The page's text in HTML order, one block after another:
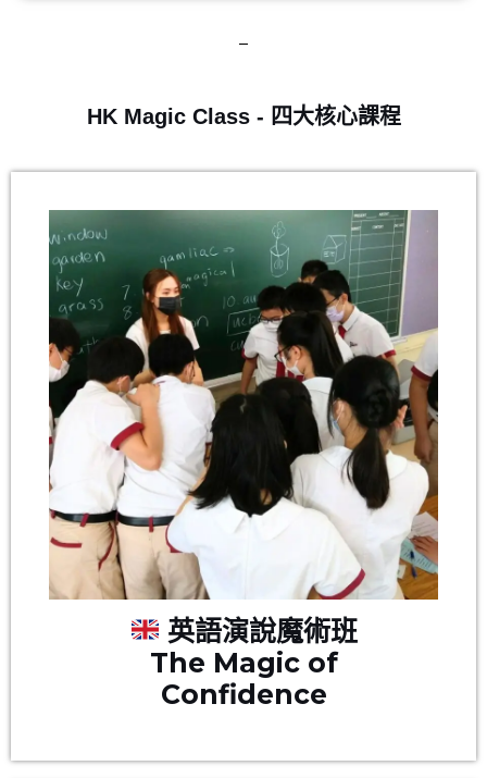
HK Magic Class - 四大核心課程
英語演說魔術班
The Magic of
Confidence